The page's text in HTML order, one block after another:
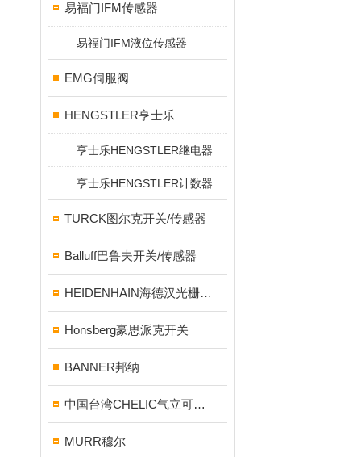
易福门IFM传感器
易福门IFM液位传感器
EMG伺服阀
HENGSTLER亨士乐
亨士乐HENGSTLER继电器
亨士乐HENGSTLER计数器
TURCK图尔克开关/传感器
Balluff巴鲁夫开关/传感器
HEIDENHAIN海德汉光栅尺/编码器
Honsberg豪思派克开关
BANNER邦纳
中国台湾CHELIC气立可气缸/电磁阀
MURR穆尔